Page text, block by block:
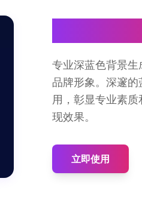
专业深蓝色背景
品牌形象。深邃
用，彰显专业素
现效果。
立即使用